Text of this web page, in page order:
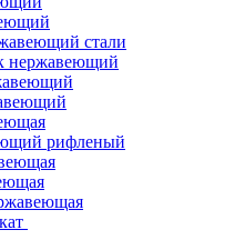
стали
нержавеющий
рифленый